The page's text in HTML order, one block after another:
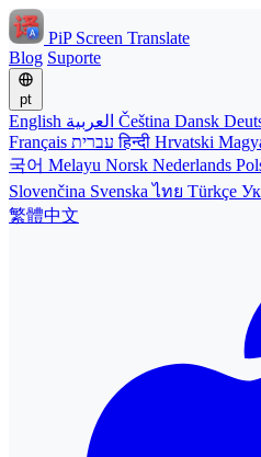
PiP Screen Translate
Blog Suporte
pt
English Čeština Dansk
Français
עבריתहिन्दी Hrvatski
국어 Melayu Norsk Nederlands
Slovenčina Svenskaไทย Türkçe
繁體中文